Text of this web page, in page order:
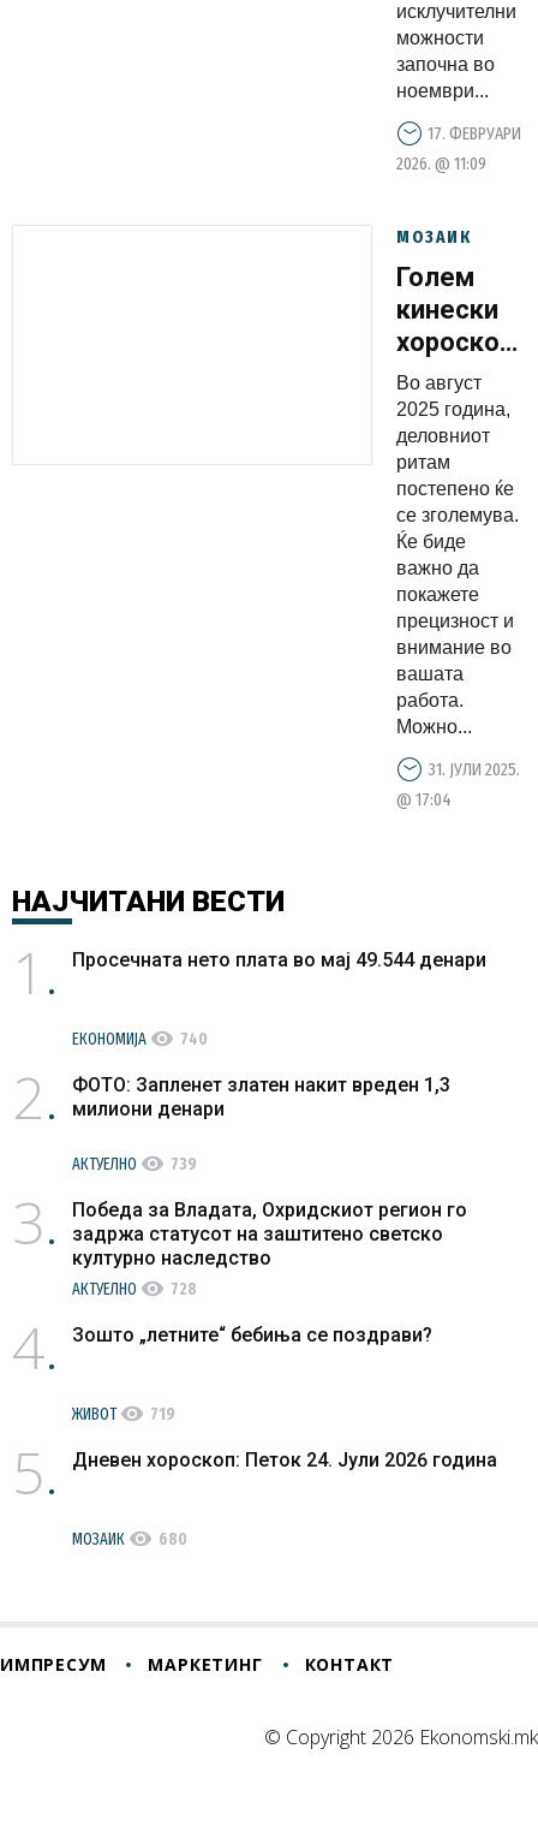
исклучителни
можности
започна во
ноември...
17. ФЕВРУАРИ
2026. @ 11:09
МОЗАИК
Голем
кинески
хороскоп
за август
2025:
Враќање
долгови и
тензии со
колегите
Во август
2025 година,
деловниот
ритам
постепено ќе
се зголемува.
Ќе биде
важно да
покажете
прецизност и
внимание во
вашата
работа.
Можно...
31. ЈУЛИ 2025.
@ 17:04
НАЈЧИТАНИ ВЕСТИ
1 Просечната нето плата во мај 49.544 денари
ЕКОНОМИЈА visibility 740
2
ФОТО: Запленет златен накит вреден 1,3
милиони денари
АКТУЕЛНО visibility 739
3
Победа за Владата, Охридскиот регион го
задржа статусот на заштитено светско
културно наследство
АКТУЕЛНО visibility 728
4 Зошто „летните“ бебиња се поздрави?
ЖИВОТvisibility 719
5 Дневен хороскоп: Петок 24. Јули 2026 година
МОЗАИК visibility 680
ИМПРЕСУМ МАРКЕТИНГ КОНТАКТ
© Copyright 2026 Ekonomski.mk